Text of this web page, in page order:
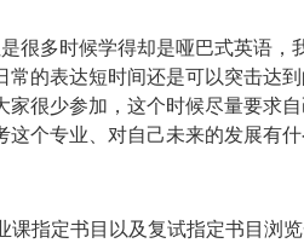
很多时候学得却是哑巴式英语
常的表达短时间还是可以突击达
家很少参加，这个时候尽量要求
这个专业、对自己未来的发展有
课指定书目以及复试指定书目浏